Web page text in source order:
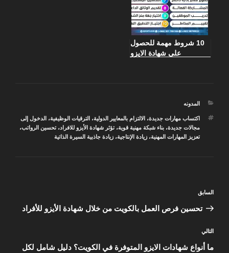
10 شروط مهمة للحصول
على شهادة الايزو
التصنيفات
المدونه
الوسوم
اكتساب مهارات جديدة، الالتزام بالمعايير الدولية، الترقيات الوظيفية، الدخول إلى
مجالات جديدة،بناء شبكة مهنية قوية،تؤثر شهادة الأيزو للافراد،تحسين الرواتب،
تعزيز المهارات المهنية،زيادة الإنتاجية،زيادة جاذبية السيرة الذاتية
المقالة
السابقة
السابق
تحسين فرص العمل بالكويت من خلال شهادة الأيزو للأفراد
المقالة
التالية
التالي
ما أنواع شهادات الايزو المتوفرة في الكويت؟ دليل شامل لكل